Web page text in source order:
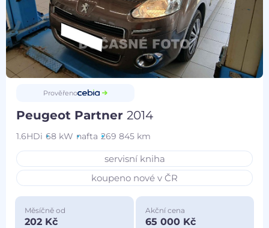
Prověřeno
Peugeot Partner2014
1.6HDi 68 kW nafta 269 845 km
servisní kniha
koupeno nové v ČR
Měsíčně od
202 Kč
Akční cena
65 000 Kč